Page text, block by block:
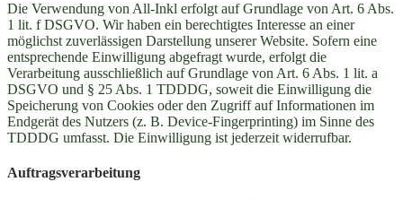
Die Verwendung von All-Inkl erfolgt auf Grundlage von Art. 6 Abs.
1 lit. f DSGVO. Wir haben ein berechtigtes Interesse an einer
möglichst zuverlässigen Darstellung unserer Website. Sofern eine
entsprechende Einwilligung abgefragt wurde, erfolgt die
Verarbeitung ausschließlich auf Grundlage von Art. 6 Abs. 1 lit. a
DSGVO und § 25 Abs. 1 TDDDG, soweit die Einwilligung die
Speicherung von Cookies oder den Zugriff auf Informationen im
Endgerät des Nutzers (z. B. Device-Fingerprinting) im Sinne des
TDDDG umfasst. Die Einwilligung ist jederzeit widerrufbar.
Auftragsverarbeitung